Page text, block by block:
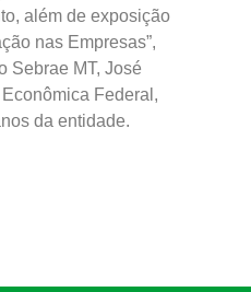
além de exposição
nas Empresas”,
Sebrae MT, José
Federal,
da entidade.